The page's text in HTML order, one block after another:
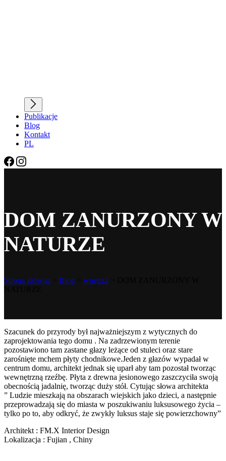
Publikacje
Blog
Kontakt
PL
DOM ZANURZONY W
NATURZE
Strona główna Blog wnętrza
Szacunek do przyrody był najważniejszym z wytycznych do
zaprojektowania tego domu . Na zadrzewionym terenie
pozostawiono tam zastane głazy leżące od stuleci oraz stare
zarośnięte mchem płyty chodnikowe.Jeden z głazów wypadał w
centrum domu, architekt jednak się uparł aby tam pozostał tworząc
wewnętrzną rzeźbę. Płyta z drewna jesionowego zaszczyciła swoją
obecnością jadalnię, tworząc duży stół. Cytując słowa architekta
” Ludzie mieszkają na obszarach wiejskich jako dzieci, a następnie
przeprowadzają się do miasta w poszukiwaniu luksusowego życia –
tylko po to, aby odkryć, że zwykły luksus staje się powierzchowny”
Architekt : FM.X Interior Design
Lokalizacja : Fujian , Chiny